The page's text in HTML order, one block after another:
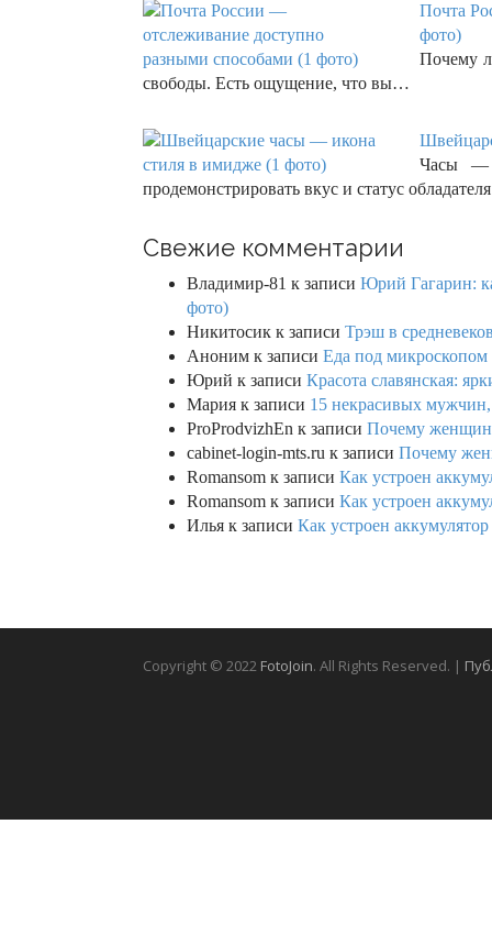
Почта
фото)
Почему
свободы. Есть ощущение, что вы…
Часы —
продемонстрировать вкус и статус
Свежие комментарии
Владимир-81 к записи Юрий Гагарин:
фото)
Никитосик к записи Трэш в
Аноним к записи Еда под микроскопом
Юрий к записи Красота славянская:
Мария к записи 15 некрасивых
ProProdvizhEn к записи Почему
cabinet-login-mts.ru к записи Почему
Romansom к записи Как устроен
Romansom к записи Как устроен
Илья к записи Как устроен
Copyright © 2022 FotoJoin. All Rights Reserved. |